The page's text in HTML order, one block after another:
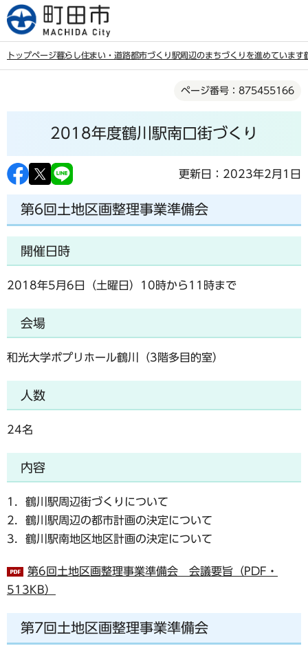
こ
の
す
トップページ暮らし住まい・道路都市づくり 駅周辺のまちづくりを進めています
ら
ページ番号：875455166
2018年度鶴川駅南口街づくり
更新日：2023年2月1日
第6回土地区画整理事業準備会
開催日時
2018年5月6日（土曜日）10時から11時まで
会場
和光大学ポプリホール鶴川（3階多目的室）
人数
24名
内容
1．鶴川駅周辺街づくりについて
2．鶴川駅周辺の都市計画の決定について
3．鶴川駅南地区地区計画の決定について
第6回土地区画整理事業準備会 会議要旨（PDF・
513KB）
第7回土地区画整理事業準備会